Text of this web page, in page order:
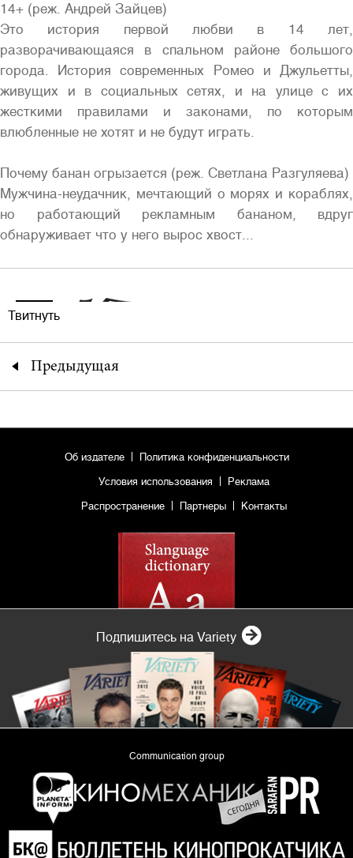
14+ (реж. Андрей Зайцев)
Это история первой любви в 14 лет,
разворачивающаяся в спальном районе большого
города. История современных Ромео и Джульетты,
живущих и в социальных сетях, и на улице с их
жесткими правилами и законами, по которым
влюбленные не хотят и не будут играть.
Почему банан огрызается (реж. Светлана Разгуляева)
Мужчина-неудачник, мечтающий о морях и кораблях,
но работающий рекламным бананом, вдруг
обнаруживает что у него вырос хвост...
Твитнуть
Предыдущая
Об издателе Политика конфиденциальности
Условия использования Реклама
Распространение Партнеры Контакты
Подпишитесь на Variety
Communication group
«Planeta Inform»